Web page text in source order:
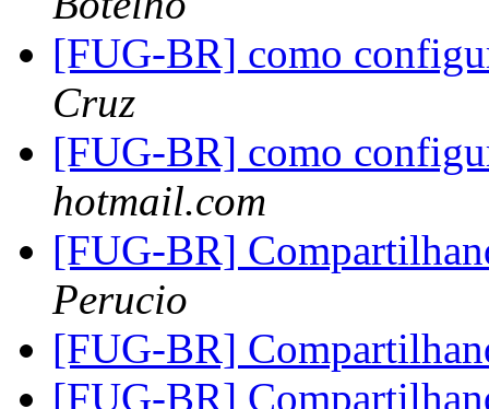
[FUG-BR] como
Cruz
[FUG-BR] como
hotmail.com
[FUG-BR]
Perucio
[FUG-BR]
[FUG-BR]